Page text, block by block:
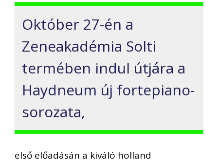
Október 27-én a
Zeneakadémia Solti
termében indul útjára a
Haydneum új fortepiano-
sorozata,
első előadásán a kiváló holland